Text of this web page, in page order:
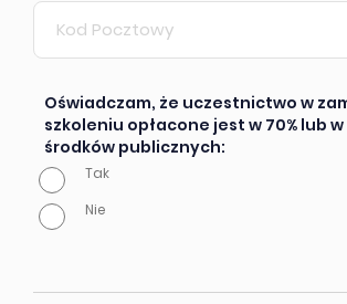
Oświadczam, że uczestnictwo w
szkoleniu opłacone jest w 70% lub
środków publicznych:
Tak
Nie